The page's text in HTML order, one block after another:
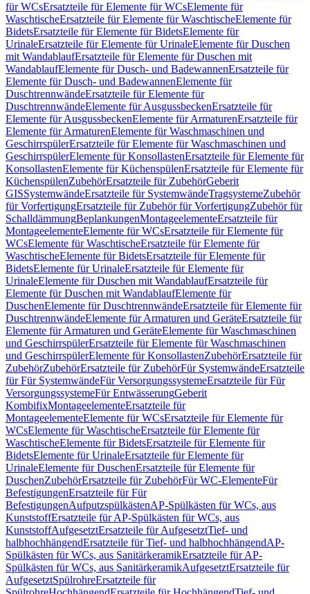
für WCsErsatzteile für Elemente für WCsElemente für
WaschtischeErsatzteile für Elemente für WaschtischeElemente für
BidetsErsatzteile für Elemente für BidetsElemente für
UrinaleErsatzteile für Elemente für UrinaleElemente für Duschen
mit WandablaufErsatzteile für Elemente für Duschen mit
WandablaufElemente für Dusch- und BadewannenErsatzteile für
Elemente für Dusch- und BadewannenElemente für
DuschtrennwändeErsatzteile für Elemente für
DuschtrennwändeElemente für AusgussbeckenErsatzteile für
Elemente für AusgussbeckenElemente für ArmaturenErsatzteile für
Elemente für ArmaturenElemente für Waschmaschinen und
GeschirrspülerErsatzteile für Elemente für Waschmaschinen und
GeschirrspülerElemente für KonsollastenErsatzteile für Elemente für
KonsollastenElemente für KüchenspülenErsatzteile für Elemente für
KüchenspülenZubehörErsatzteile für ZubehörGeberit
GISSystemwändeErsatzteile für SystemwändeTragsystemeZubehör
für VorfertigungErsatzteile für Zubehör für VorfertigungZubehör für
SchalldämmungBeplankungenMontageelementeErsatzteile für
MontageelementeElemente für WCsErsatzteile für Elemente für
WCsElemente für WaschtischeErsatzteile für Elemente für
WaschtischeElemente für BidetsErsatzteile für Elemente für
BidetsElemente für UrinaleErsatzteile für Elemente für
UrinaleElemente für Duschen mit WandablaufErsatzteile für
Elemente für Duschen mit WandablaufElemente für
DuschenElemente für DuschtrennwändeErsatzteile für Elemente für
DuschtrennwändeElemente für Armaturen und GeräteErsatzteile für
Elemente für Armaturen und GeräteElemente für Waschmaschinen
und GeschirrspülerErsatzteile für Elemente für Waschmaschinen
und GeschirrspülerElemente für KonsollastenZubehörErsatzteile für
ZubehörZubehörErsatzteile für ZubehörFür SystemwändeErsatzteile
für Für SystemwändeFür VersorgungssystemeErsatzteile für Für
VersorgungssystemeFür EntwässerungGeberit
KombifixMontageelementeErsatzteile für
MontageelementeElemente für WCsErsatzteile für Elemente für
WCsElemente für WaschtischeErsatzteile für Elemente für
WaschtischeElemente für BidetsErsatzteile für Elemente für
BidetsElemente für UrinaleErsatzteile für Elemente für
UrinaleElemente für DuschenErsatzteile für Elemente für
DuschenZubehörErsatzteile für ZubehörFür WC-ElementeFür
BefestigungenErsatzteile für Für
BefestigungenAufputzspülkästenAP-Spülkästen für WCs, aus
KunststoffErsatzteile für AP-Spülkästen für WCs, aus
KunststoffAufgesetztErsatzteile für AufgesetztTief- und
halbhochhängendErsatzteile für Tief- und halbhochhängendAP-
Spülkästen für WCs, aus SanitärkeramikErsatzteile für AP-
Spülkästen für WCs, aus SanitärkeramikAufgesetztErsatzteile für
AufgesetztSpülrohreErsatzteile für